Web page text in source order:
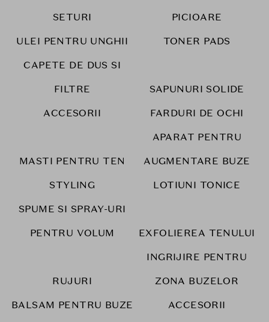
SETURI
PICIOARE
ULEI PENTRU UNGHII
TONER PADS
CAPETE DE DUS SI
FILTRE
SAPUNURI SOLIDE
ACCESORII
FARDURI DE OCHI
MASTI PENTRU TEN
APARAT PENTRU
AUGMENTARE BUZE
STYLING
LOTIUNI TONICE
SPUME SI SPRAY-URI
PENTRU VOLUM
EXFOLIEREA TENULUI
RUJURI
INGRIJIRE PENTRU
ZONA BUZELOR
BALSAM PENTRU BUZE
ACCESORII